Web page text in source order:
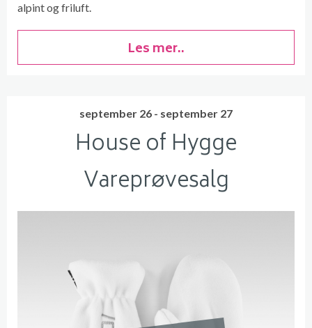
alpint og friluft.
Les mer..
september 26 - september 27
House of Hygge
Vareprøvesalg